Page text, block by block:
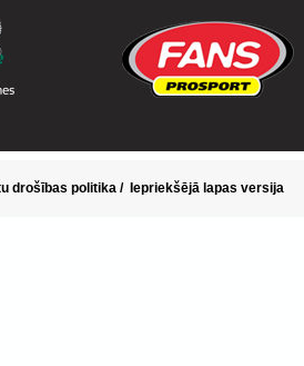
drošības politika / Iepriekšējā lapas versija